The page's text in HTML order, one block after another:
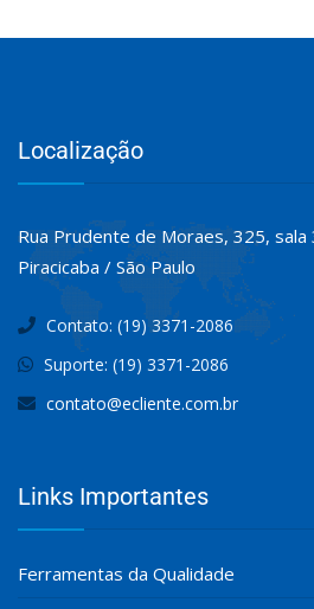
Localização
Rua Prudente de Moraes, 325, sala
Piracicaba / São Paulo
Contato: (19) 3371-2086
Suporte: (19) 3371-2086
contato@ecliente.com.br
Links Importantes
Ferramentas da Qualidade